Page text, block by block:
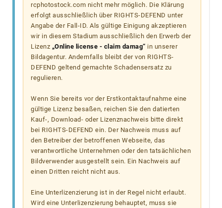
rcphotostock.com nicht mehr möglich. Die Klärung
erfolgt ausschließlich über RIGHTS-DEFEND unter
Angabe der Fall-ID. Als gültige Einigung akzeptieren
wir in diesem Stadium ausschließlich den Erwerb der
Lizenz „Online license - claim damag“ in unserer
Bildagentur. Andernfalls bleibt der von RIGHTS-
DEFEND geltend gemachte Schadensersatz zu
regulieren.
Wenn Sie bereits vor der Erstkontaktaufnahme eine
gültige Lizenz besaßen, reichen Sie den datierten
Kauf-, Download- oder Lizenznachweis bitte direkt
bei RIGHTS-DEFEND ein. Der Nachweis muss auf
den Betreiber der betroffenen Webseite, das
verantwortliche Unternehmen oder den tatsächlichen
Bildverwender ausgestellt sein. Ein Nachweis auf
einen Dritten reicht nicht aus.
Eine Unterlizenzierung ist in der Regel nicht erlaubt.
Wird eine Unterlizenzierung behauptet, muss sie